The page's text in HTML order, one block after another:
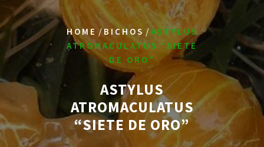
HOME /BICHOS /ASTYLUS
ATROMACULATUS “SIETE
DE ORO”
ASTYLUS
ATROMACULATUS
“SIETE DE ORO”